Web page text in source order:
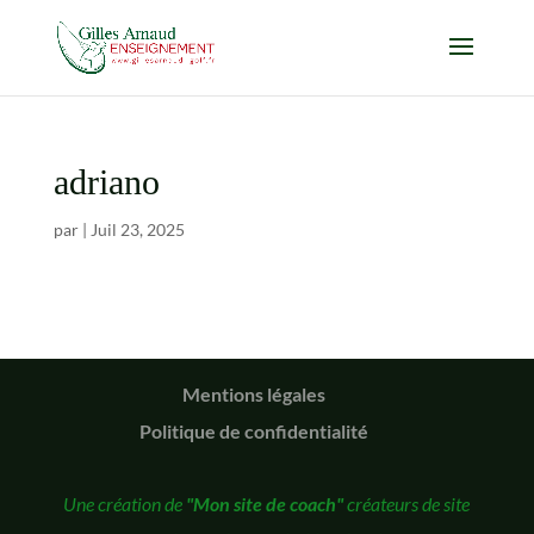
adriano
par | Juil 23, 2025
Mentions légales
Politique de confidentialité
Une création de "Mon site de coach"créateurs de site